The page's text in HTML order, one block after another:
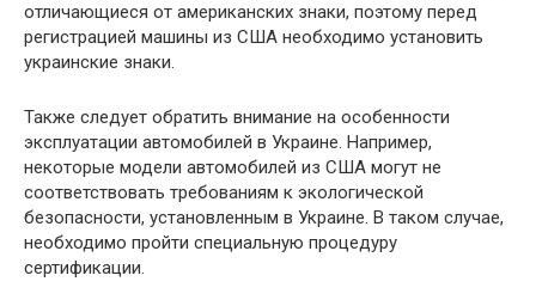
отличающиеся от американских знаки, поэтому перед
регистрацией машины из США необходимо установить
украинские знаки.
Также следует обратить внимание на особенности
эксплуатации автомобилей в Украине. Например,
некоторые модели автомобилей из США могут не
соответствовать требованиям к экологической
безопасности, установленным в Украине. В таком случае,
необходимо пройти специальную процедуру
сертификации.